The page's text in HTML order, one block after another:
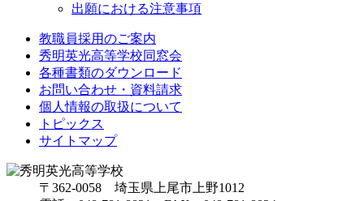
出願における注意事項
教職員採用のご案内
秀明英光高等学校同窓会
各種書類のダウンロード
お問い合わせ・資料請求
個人情報の取扱について
トピックス
サイトマップ
〒362-0058 埼玉県上尾市上野1012